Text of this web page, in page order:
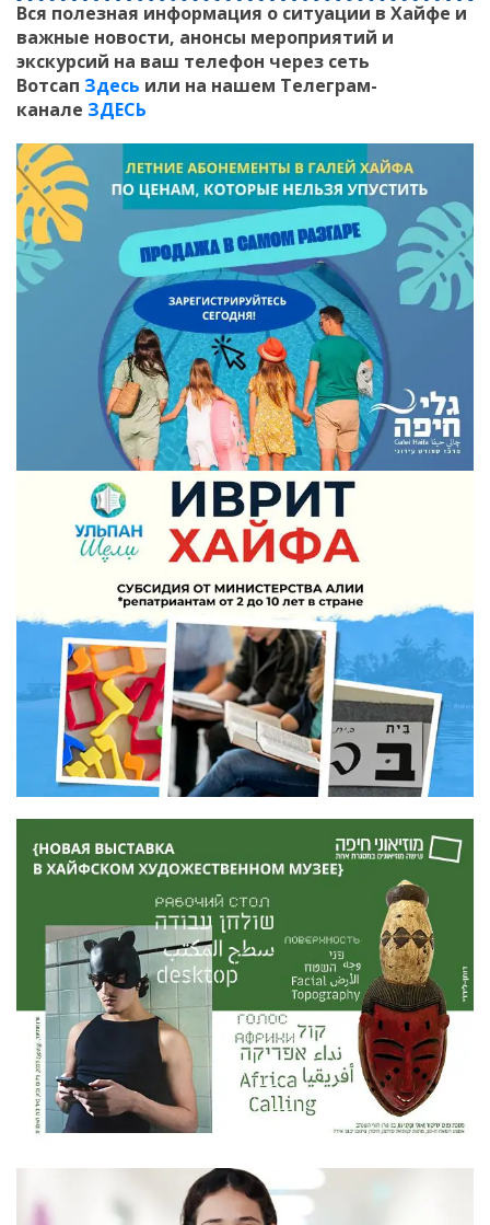
Вся полезная информация о ситуации в Хайфе и
важные новости, анонсы мероприятий и
экскурсий на ваш телефон через сеть
Вотсап Здесь или на нашем Телеграм-
канале ЗДЕСЬ